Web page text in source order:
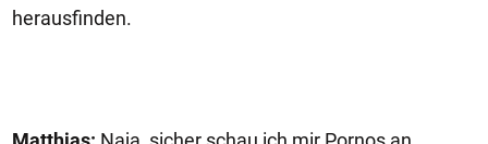
herausfinden.